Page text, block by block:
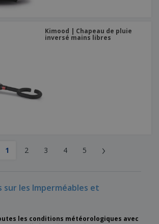
Kimood | Chapeau de pluie
inversé mains libres
1 2 3 4 5 ›
sur les Imperméables et
les conditions météorologiques avec